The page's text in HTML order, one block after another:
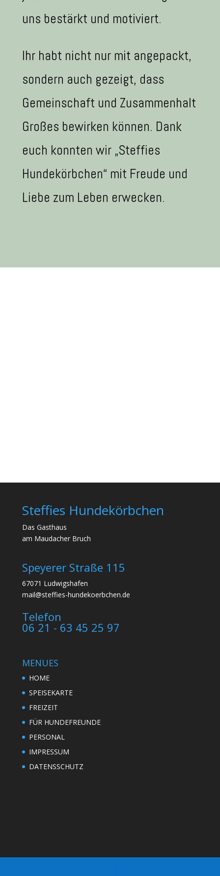
uns bestärkt und motiviert.
Ihr habt nicht nur mit angepackt,
sondern auch gezeigt, dass
Gemeinschaft und Zusammenhalt
Großes bewirken können. Dank
euch konnten wir „Steffies
Hundekörbchen“ mit Freude und
Liebe zum Leben erwecken.
Steffies Hundekörbchen
Das Gasthaus
am Maudacher Bruch
Speyerer Straße 115
67071 Ludwigshafen
mail@steffies-hundekoerbchen.de
Telefon
06 21 - 63 45 25 97
MENUES
HOME
SPEISEKARTE
FREIZEIT
FÜR HUNDEFREUNDE
PERSONAL
IMPRESSUM
DATENSSCHUTZ